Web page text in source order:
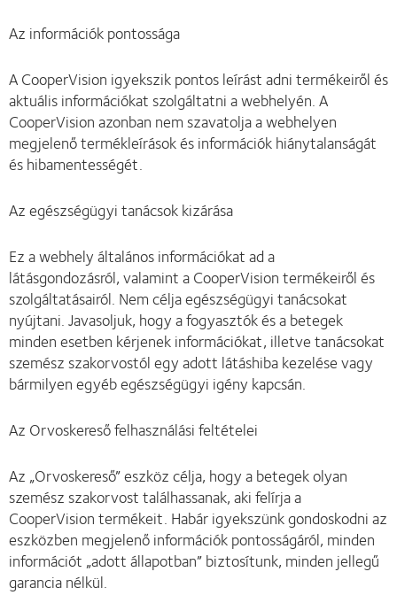
Az információk pontossága
A CooperVision igyekszik pontos leírást adni termékeiről és
aktuális információkat szolgáltatni a webhelyén. A
CooperVision azonban nem szavatolja a webhelyen
megjelenő termékleírások és információk hiánytalanságát
és hibamentességét.
Az egészségügyi tanácsok kizárása
Ez a webhely általános információkat ad a
látásgondozásról, valamint a CooperVision termékeiről és
szolgáltatásairól. Nem célja egészségügyi tanácsokat
nyújtani. Javasoljuk, hogy a fogyasztók és a betegek
minden esetben kérjenek információkat, illetve tanácsokat
szemész szakorvostól egy adott látáshiba kezelése vagy
bármilyen egyéb egészségügyi igény kapcsán.
Az Orvoskereső felhasználási feltételei
Az „Orvoskereső” eszköz célja, hogy a betegek olyan
szemész szakorvost találhassanak, aki felírja a
CooperVision termékeit. Habár igyekszünk gondoskodni az
eszközben megjelenő információk pontosságáról, minden
információt „adott állapotban” biztosítunk, minden jellegű
garancia nélkül.